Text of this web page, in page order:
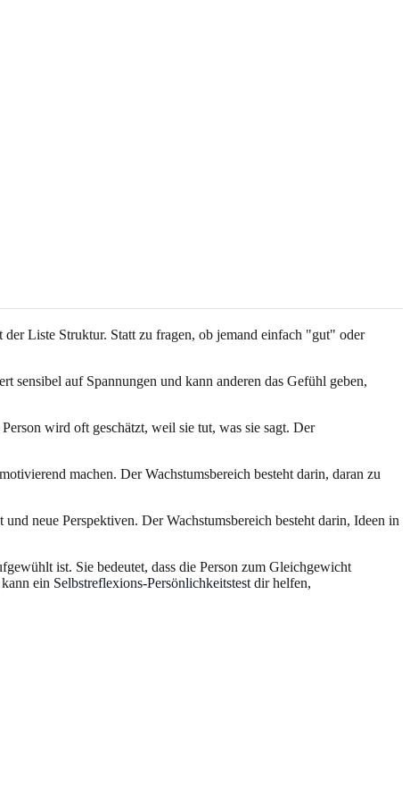
Liste Struktur. Statt zu fragen, ob jemand einfach "gut" oder
auf Spannungen und kann anderen das Gefühl geben,
wird oft geschätzt, weil sie tut, was sie sagt. Der
machen. Der Wachstumsbereich besteht darin, daran zu
neue Perspektiven. Der Wachstumsbereich besteht darin, Ideen in
ist. Sie bedeutet, dass die Person zum Gleichgewicht
ein Selbstreflexions-Persönlichkeitstest dir helfen,